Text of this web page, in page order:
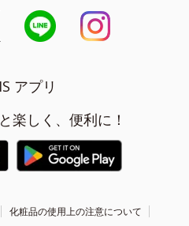
アプリ
楽しく、便利に！
化粧品の使用上の注意について